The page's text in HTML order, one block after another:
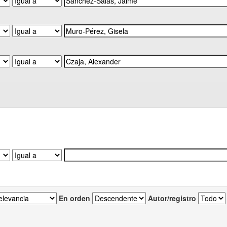
En orden Autor/registro